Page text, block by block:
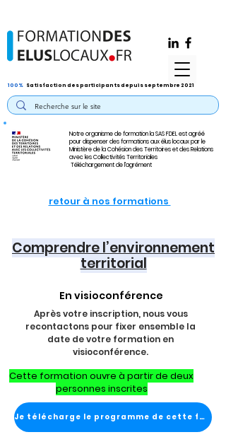
Notre organisme de formation la SAS FDEL est agréé
pour dispenser des formations aux élus locaux par le
Ministère de la Cohésion des Territoires et des Relations
avec les Collectivités Territoriales
Téléchargement de l'agrément
100% Satisfaction des participants depuis septembre 2021
retour à nos formations
Comprendre l’environnement
territorial
En visioconférence
Après votre inscription, nous vous
recontactons pour fixer ensemble la
date de votre formation en
visioconférence.
Cette formation ouvre à partir de deux
personnes inscrites
Je télécharge le programme de cette formation